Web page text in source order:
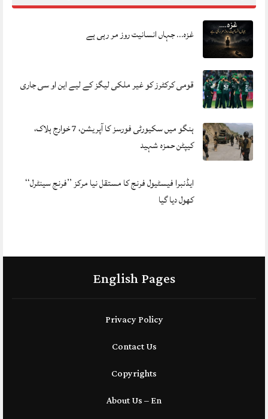
غزہ… جہاں انسانیت روز مر رہی ہے
قومی کرکٹرز کو غیر ملکی لیگز کے لیے این او سی جاری
ہنگو میں سکیورٹی فورسز کا آپریشن، 7 خوارج ہلاک،
کیپٹن حمزہ شہید
ایڈنبرا فیسٹیول فرنج کا مستقل نیا مرکز ’’فرنج سینٹرل‘‘
کھول دیا گیا
English Pages
Privacy Policy
Contact Us
Copyrights
About Us – En